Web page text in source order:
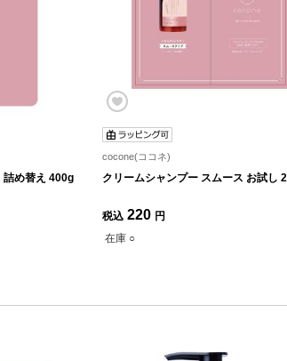
詰め替え 400g
cocone(ココネ)
クリームシャンプー スムース お試し
税込 220 円
在庫 ○